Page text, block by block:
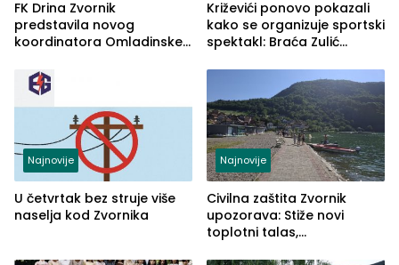
FK Drina Zvornik
predstavila novog
koordinatora Omladinske
Križevići ponovo pokazali
kako se organizuje sportski
spektakl: Braća Zulić
Najnovije
U četvrtak bez struje više
naselja kod Zvornika
Najnovije
Civilna zaštita Zvornik
upozorava: Stiže novi
toplotni talas,